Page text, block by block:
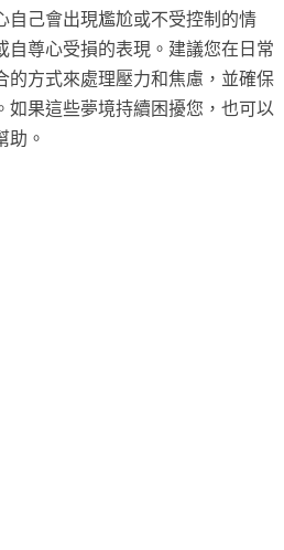
自己會出現尷尬或不受控制的情
自尊心受損的表現。建議您在日常
的方式來處理壓力和焦慮，並確保
如果這些夢境持續困擾您，也可以
助。